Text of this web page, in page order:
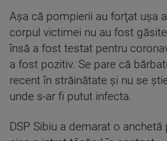
Aşa că pompierii au forţat ușa
corpul victimei nu au fost
însă a fost testat pentru
a fost pozitiv. Se pare că
recent în străinătate și nu se
unde s-ar fi putut infecta.
DSP Sibiu a demarat o anchetă